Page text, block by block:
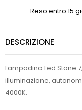
Reso entro 15
DESCRIZIONE
Lampadina Led Stone
illuminazione,
4000K.